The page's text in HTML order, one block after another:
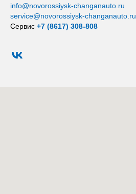
info@novorossiysk-changanauto.ru
service@novorossiysk-changanauto.ru
Сервис +7 (8617) 308-808